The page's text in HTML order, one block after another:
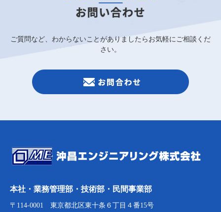
ご質問など、わからないことがありましたらお気軽にご相談くだ
さい。
本社・業務管理部・技術部・民間事業部
〒114-0001 東京都北区東十条６丁目４番15号